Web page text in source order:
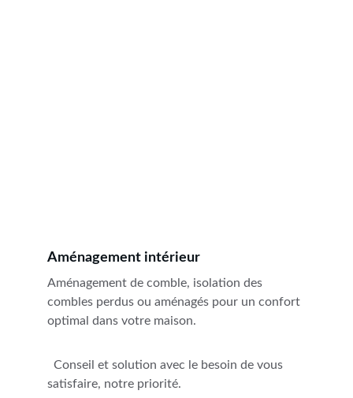
Aménagement intérieur
Aménagement de comble, isolation des
combles perdus ou aménagés pour un confort
optimal dans votre maison.
satisfaire, notre priorité.